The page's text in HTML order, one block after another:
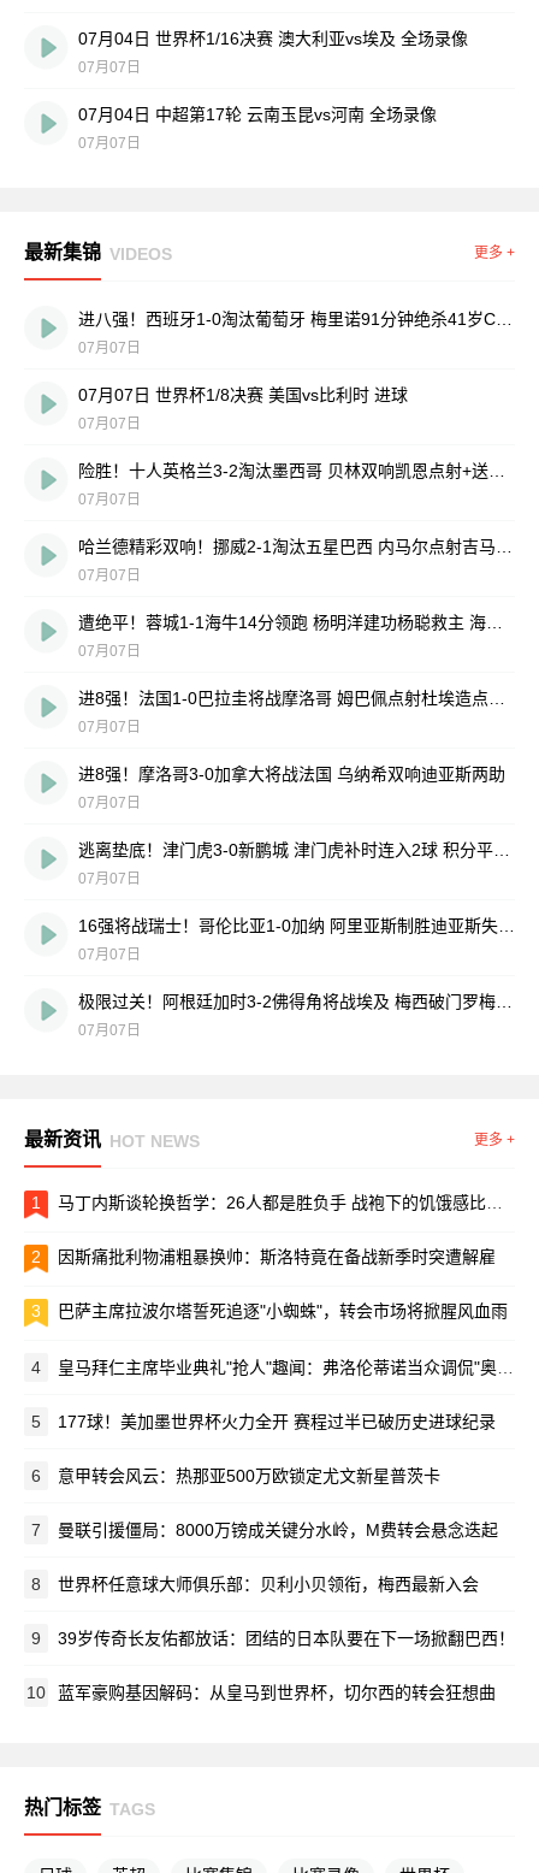
07月04日 世界杯1/16决赛 澳大利亚vs埃及 全场录像
07月07日
07月04日 中超第17轮 云南玉昆vs河南 全场录像
07月07日
最新集锦 VIDEOS 更多 +
07月07日
07月07日 世界杯1/8决赛 美国vs比利时 进球
07月07日
07月07日
07月07日
07月07日
07月07日
进8强！摩洛哥3-0加拿大将战法国 乌纳希双响迪亚斯两助
07月07日
07月07日
07月07日
07月07日
最新资讯 HOT NEWS 更多 +
1 马丁内斯谈轮换哲学：26人都是胜负手 战袍下的饥饿感比出场时间更重要
2 因斯痛批利物浦粗暴换帅：斯洛特竟在备战新季时突遭解雇
3 巴萨主席拉波尔塔誓死追逐"小蜘蛛"，转会市场将掀腥风血雨
4 皇马拜仁主席毕业典礼"抢人"趣闻：弗洛伦蒂诺当众调侃"奥利塞终归皇马"
5 177球！美加墨世界杯火力全开 赛程过半已破历史进球纪录
6 意甲转会风云：热那亚500万欧锁定尤文新星普茨卡
7 曼联引援僵局：8000万镑成关键分水岭，M费转会悬念迭起
8 世界杯任意球大师俱乐部：贝利小贝领衔，梅西最新入会
9 39岁传奇长友佑都放话：团结的日本队要在下一场掀翻巴西！
10 蓝军豪购基因解码：从皇马到世界杯，切尔西的转会狂想曲
热门标签 TAGS